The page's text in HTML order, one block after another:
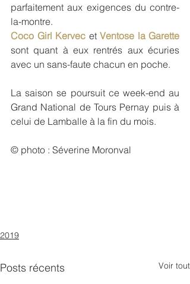
parfaitement aux exigences du contre-
la-montre.
Coco Girl Kervec et Ventose la Garette
sont quant à eux rentrés aux écuries
avec un sans-faute chacun en poche.
La saison se poursuit ce week-end au
Grand National de Tours Pernay puis à
celui de Lamballe à la fin du mois.
© photo : Séverine Moronval
2019
Posts récents Voir tout